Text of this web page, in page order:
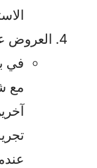
العروض
مع